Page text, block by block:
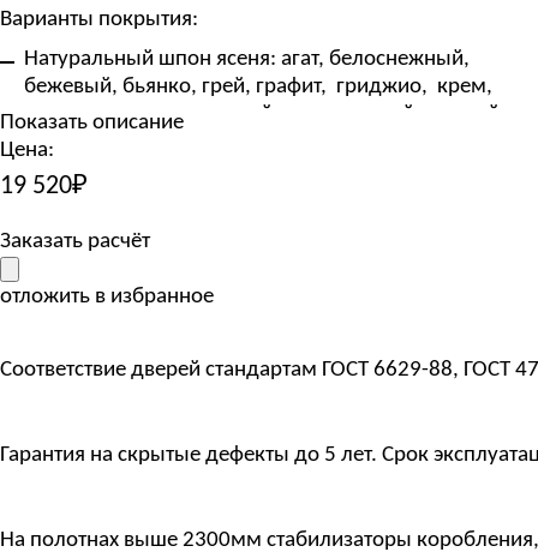
Варианты покрытия:
Натуральный шпон ясеня: агат, белоснежный,
бежевый, бьянко, грей, графит, гриджио, крем,
латте, неро, светло-серый, темно-серый, темный
шоколад
на выбор по RAL
Стандартные размеры дверного полотна на заказ:
ширина 600/700/800 мм
высота 2000 мм
Индивидуальные нестандартные размеры под заказ:
ширина до 1000 мм
Цена указана за дверное полотно стандартного
Показать описание
Цена:
19 520₽
Заказать расчёт
отложить в избранное
Соответствие дверей стандартам ГОСТ 6629-88, ГОСТ
Гарантия на скрытые дефекты до 5 лет. Срок
На полотнах выше 2300мм стабилизаторы